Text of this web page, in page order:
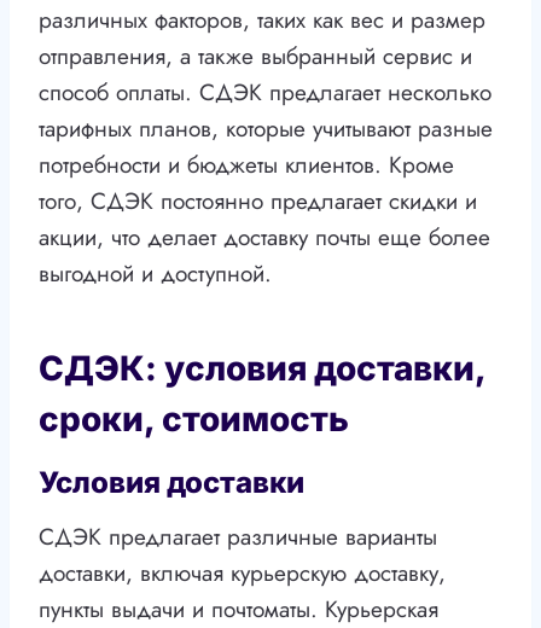
различных факторов, таких как вес и размер
отправления, а также выбранный сервис и
способ оплаты. СДЭК предлагает несколько
тарифных планов, которые учитывают разные
потребности и бюджеты клиентов. Кроме
того, СДЭК постоянно предлагает скидки и
акции, что делает доставку почты еще более
выгодной и доступной.
СДЭК: условия доставки,
сроки, стоимость
Условия доставки
СДЭК предлагает различные варианты
доставки, включая курьерскую доставку,
пункты выдачи и почтоматы. Курьерская